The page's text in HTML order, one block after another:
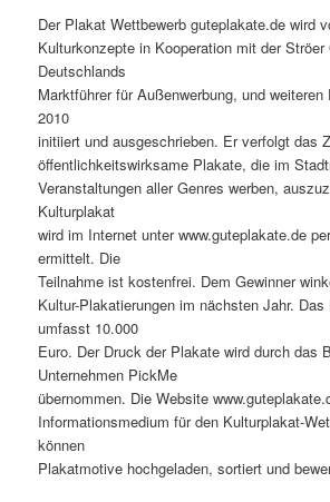
Der Plakat Wettbewerb guteplakate.de wird
Kulturkonzepte in Kooperation mit der Ströer
Deutschlands
Marktführer für Außenwerbung, und
2010
initiiert und ausgeschrieben. Er verfolgt das
öffentlichkeitswirksame Plakate, die im
Veranstaltungen aller Genres werben,
Kulturplakat
wird im Internet unter www.guteplakate.de
ermittelt. Die
Teilnahme ist kostenfrei. Dem Gewinner
Kultur-Plakatierungen im nächsten Jahr.
umfasst 10.000
Euro. Der Druck der Plakate wird durch das
Unternehmen PickMe
übernommen. Die Website
Informationsmedium für den Kulturplakat-
können
Plakatmotive hochgeladen, sortiert und